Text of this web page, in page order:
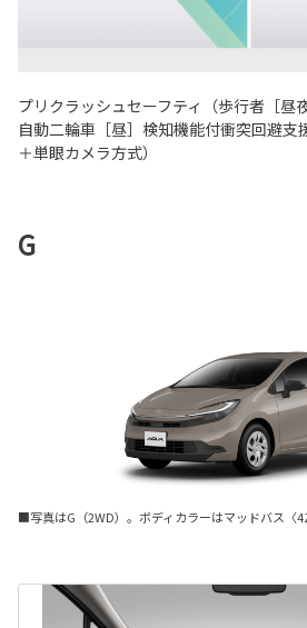
プリクラッシュセーフティ（歩行者［昼
自動二輪車［昼］検知機能付衝突回避支
＋単眼カメラ方式）
G
■写真はG（2WD）。ボディカラーはマッドバス〈